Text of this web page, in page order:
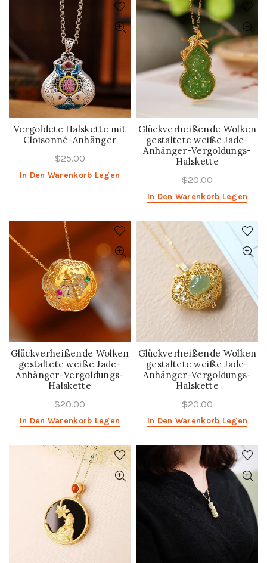
Vergoldete Halskette mit
Cloisonné-Anhänger
$25.00
In Den Warenkorb Legen
Glückverheißende Wolken
gestaltete weiße Jade-
Anhänger-Vergoldungs-
Halskette
$20.00
In Den Warenkorb Legen
Glückverheißende Wolken
gestaltete weiße Jade-
Anhänger-Vergoldungs-
Halskette
$20.00
In Den Warenkorb Legen
Glückverheißende Wolken
gestaltete weiße Jade-
Anhänger-Vergoldungs-
Halskette
$20.00
In Den Warenkorb Legen